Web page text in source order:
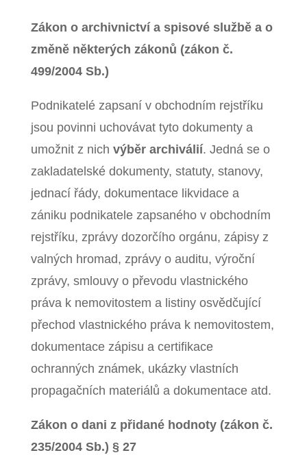
Zákon o archivnictví a spisové službě a o
změně některých zákonů (zákon č.
499/2004 Sb.)
Podnikatelé zapsaní v obchodním rejstříku
jsou povinni uchovávat tyto dokumenty a
umožnit z nich výběr archiválií. Jedná se o
zakladatelské dokumenty, statuty, stanovy,
jednací řády, dokumentace likvidace a
zániku podnikatele zapsaného v obchodním
rejstříku, zprávy dozorčího orgánu, zápisy z
valných hromad, zprávy o auditu, výroční
zprávy, smlouvy o převodu vlastnického
práva k nemovitostem a listiny osvědčující
přechod vlastnického práva k nemovitostem,
dokumentace zápisu a certifikace
ochranných známek, ukázky vlastních
propagačních materiálů a dokumentace atd.
Zákon o dani z přidané hodnoty (zákon č.
235/2004 Sb.) § 27